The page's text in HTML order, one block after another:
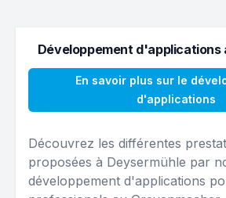
Développement d'applications
En savoir plus sur le
d'applications
Découvrez les différentes
proposées à Deysermühle par
développement d'applications